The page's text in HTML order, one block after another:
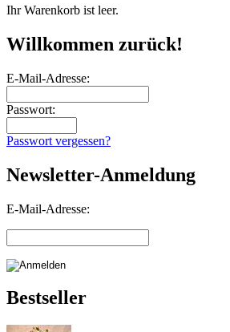
Ihr Warenkorb ist leer.
Willkommen zurück!
E-Mail-Adresse:
Passwort:
Passwort vergessen?
Newsletter-Anmeldung
E-Mail-Adresse:
Bestseller